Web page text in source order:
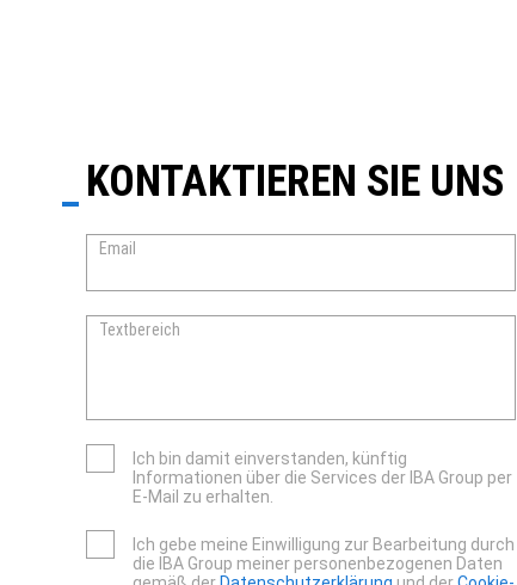
KONTAKTIEREN SIE UNS
Email
Textbereich
Ich bin damit einverstanden, künftig
Informationen über die Services der IBA Group per
E-Mail zu erhalten.
Ich gebe meine Einwilligung zur Bearbeitung durch
die IBA Group meiner personenbezogenen Daten